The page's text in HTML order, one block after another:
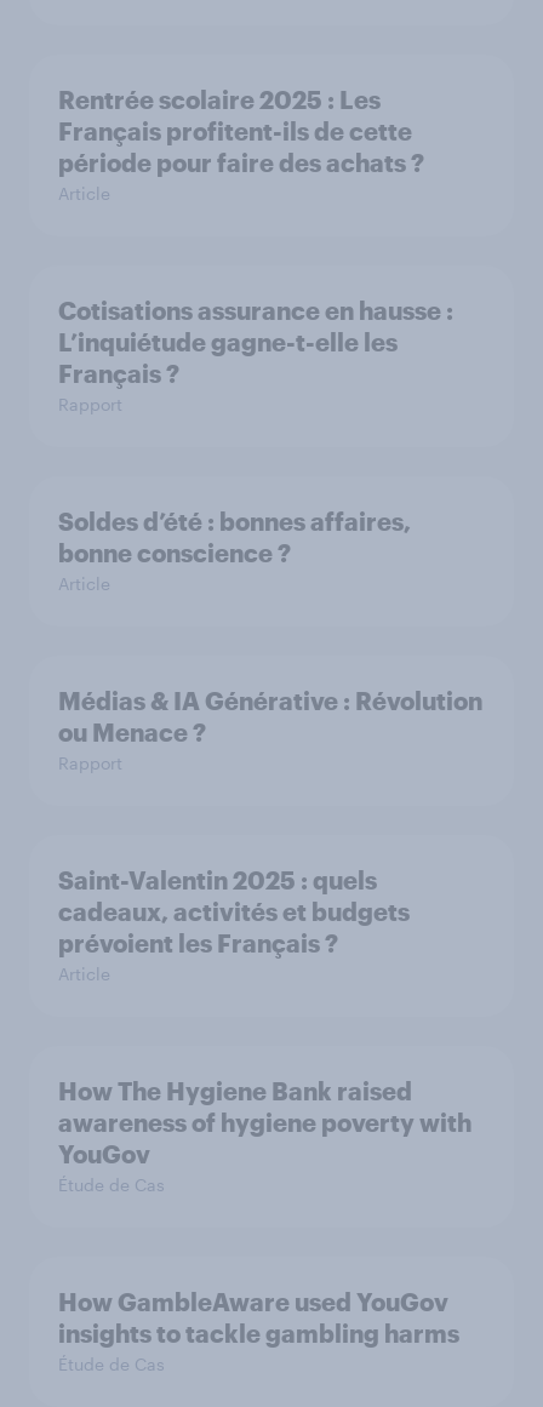
Rentrée scolaire 2025 : Les
Français profitent-ils de cette
période pour faire des achats ?
Article
Cotisations assurance en hausse :
L’inquiétude gagne-t-elle les
Français ?
Rapport
Soldes d’été : bonnes affaires,
bonne conscience ?
Article
Médias & IA Générative : Révolution
ou Menace ?
Rapport
Saint-Valentin 2025 : quels
cadeaux, activités et budgets
prévoient les Français ?
Article
How The Hygiene Bank raised
awareness of hygiene poverty with
YouGov
Étude de Cas
How GambleAware used YouGov
insights to tackle gambling harms
Étude de Cas